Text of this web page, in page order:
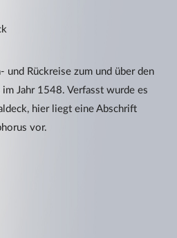
und Rückreise zum und über den
im Jahr 1548. Verfasst wurde es
hier liegt eine Abschrift
vor.